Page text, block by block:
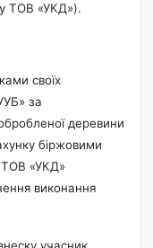
ТОВ «УКД»).
своїх
за
деревини
біржовими
ТОВ «УКД»
виконання